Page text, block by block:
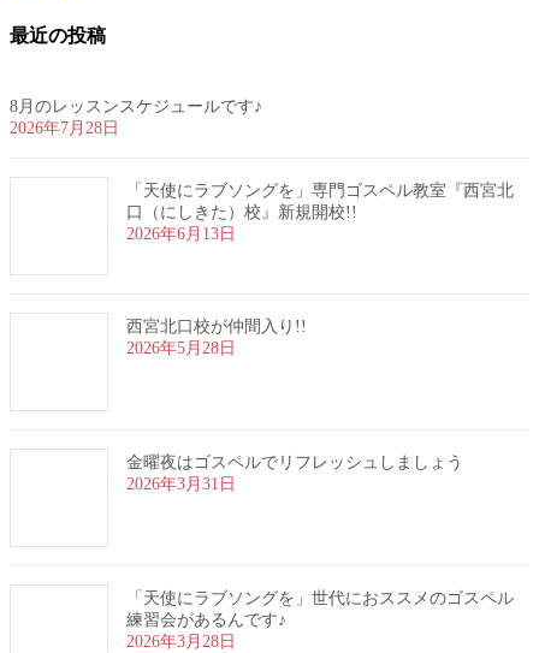
最近の投稿
8月のレッスンスケジュールです♪
2026年7月28日
「天使にラブソングを」専門ゴスペル教室『西宮北
口（にしきた）校』新規開校!!
2026年6月13日
西宮北口校が仲間入り!!
2026年5月28日
金曜夜はゴスペルでリフレッシュしましょう
2026年3月31日
「天使にラブソングを」世代におススメのゴスペル
練習会があるんです♪
2026年3月28日